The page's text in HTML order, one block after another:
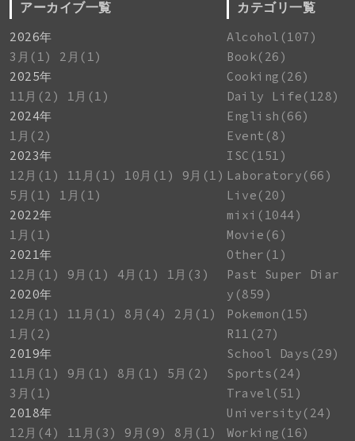
アーカイブ一覧
2026年
3月(1)
2月(1)
2025年
11月(2)
1月(1)
2024年
1月(2)
2023年
12月(1)
11月(1) 10月(1)
9月(1)
5月(1)
1月(1)
2022年
1月(1)
2021年
12月(1)
9月(1) 4月(1)
1月(3)
2020年
12月(1)
11月(1) 8月(4)
2月(1)
1月(2)
2019年
11月(1)
9月(1) 8月(1)
5月(2)
3月(1)
2018年
12月(4)
11月(3) 9月(9)
8月(1)
カテゴリ一覧
Alcohol(107)
Book(26)
Cooking(26)
Daily Life(128)
English(66)
Event(8)
ISC(151)
Laboratory(66)
Live(20)
mixi(1044)
Movie(6)
Other(1)
Past Super Diar
y(859)
Pokemon(15)
R11(27)
School Days(29)
Sports(24)
Travel(51)
University(24)
Working(16)